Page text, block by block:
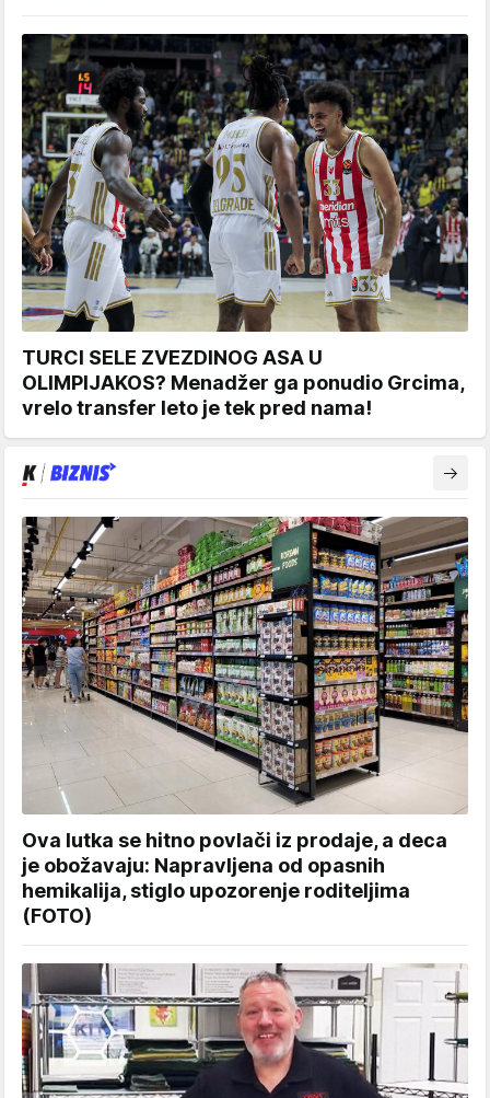
TURCI SELE ZVEZDINOG ASA U
OLIMPIJAKOS? Menadžer ga ponudio Grcima,
vrelo transfer leto je tek pred nama!
Ova lutka se hitno povlači iz prodaje, a deca
je obožavaju: Napravljena od opasnih
hemikalija, stiglo upozorenje roditeljima
(FOTO)